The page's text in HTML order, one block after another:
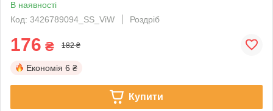
В наявності
Код: 3426789094_SS_ViW
Роздріб
176 ₴ 182 ₴
Економія 6 ₴
Купити